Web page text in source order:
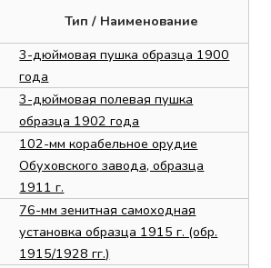
Тип / Наименование
3-дюймовая пушка образца 1900
года
3-дюймовая полевая пушка
образца 1902 года
102-мм корабельное орудие
Обуховского завода, образца
1911 г.
76-мм зенитная самоходная
установка образца 1915 г. (обр.
1915/1928 гг.)